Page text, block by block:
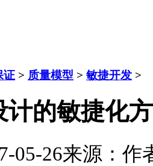
证 > 质量模型 > 敏捷开发 >
计的敏捷化
05-26来源： 作